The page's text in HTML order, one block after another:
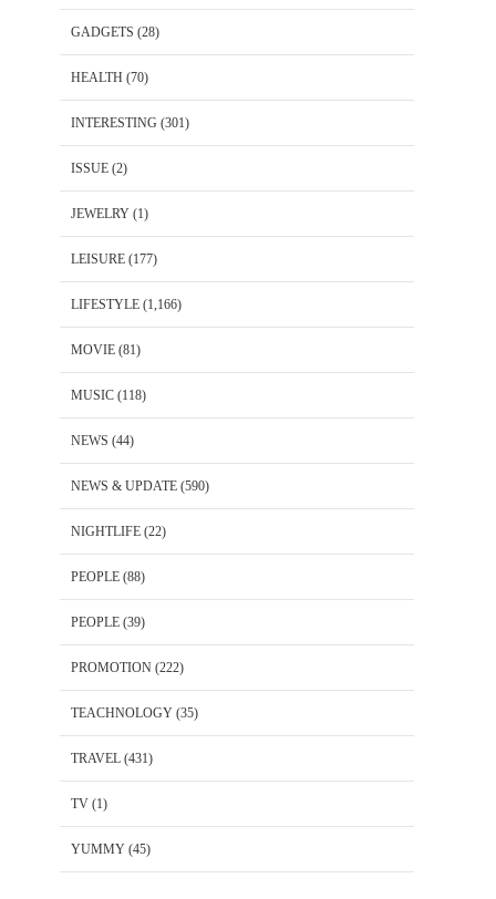
GADGETS (28)
HEALTH (70)
INTERESTING (301)
ISSUE (2)
JEWELRY (1)
LEISURE (177)
LIFESTYLE (1,166)
MOVIE (81)
MUSIC (118)
NEWS (44)
NEWS & UPDATE (590)
NIGHTLIFE (22)
PEOPLE (88)
PEOPLE (39)
PROMOTION (222)
TEACHNOLOGY (35)
TRAVEL (431)
TV (1)
YUMMY (45)